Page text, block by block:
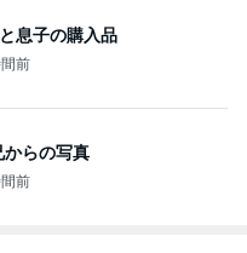
息子の購入品
前
からの写真
前